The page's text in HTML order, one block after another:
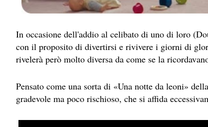
In occasione dell'addio al celibato di uno di loro
con il proposito di divertirsi e rivivere i giorni di
rivelerà però molto diversa da come se la
Pensato come una sorta di «Una notte da leoni»
gradevole ma poco rischioso, che si affida